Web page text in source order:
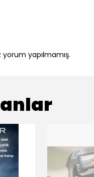
yapılmamış.